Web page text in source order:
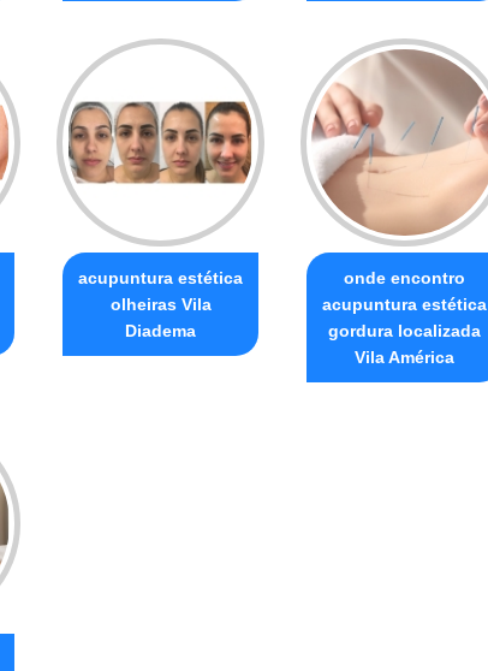
acupuntura estética
olheiras Vila
Diadema
onde encontro
acupuntura estética
gordura localizada
Vila América